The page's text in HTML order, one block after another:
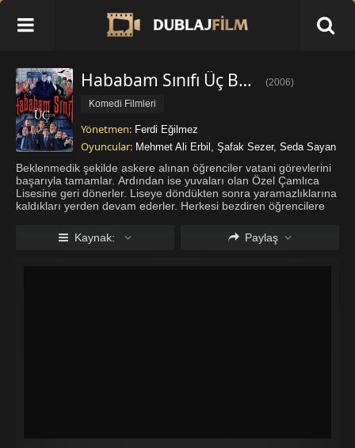
Hababam Sınıfı Üç Buçuk İzle (2006)
Komedi Filmleri
Yönetmen: Ferdi Eğilmez
Oyuncular: Mehmet Ali Erbil , Şafak Sezer, Seda Sayan
Beklenmedik şekilde askere alınan öğrenciler vatani görevlerini
başarıyla tamamlar. Ardından ise yuvaları olan Özel Çamlıca
Lisesine geri dönerler. Liseye döndükten sonra yaramazlıklarına
kaldıkları yerden devam ederler. Herkesi bezdiren öğrencilere
Daha fazla göster
Kaynak: Paylaş